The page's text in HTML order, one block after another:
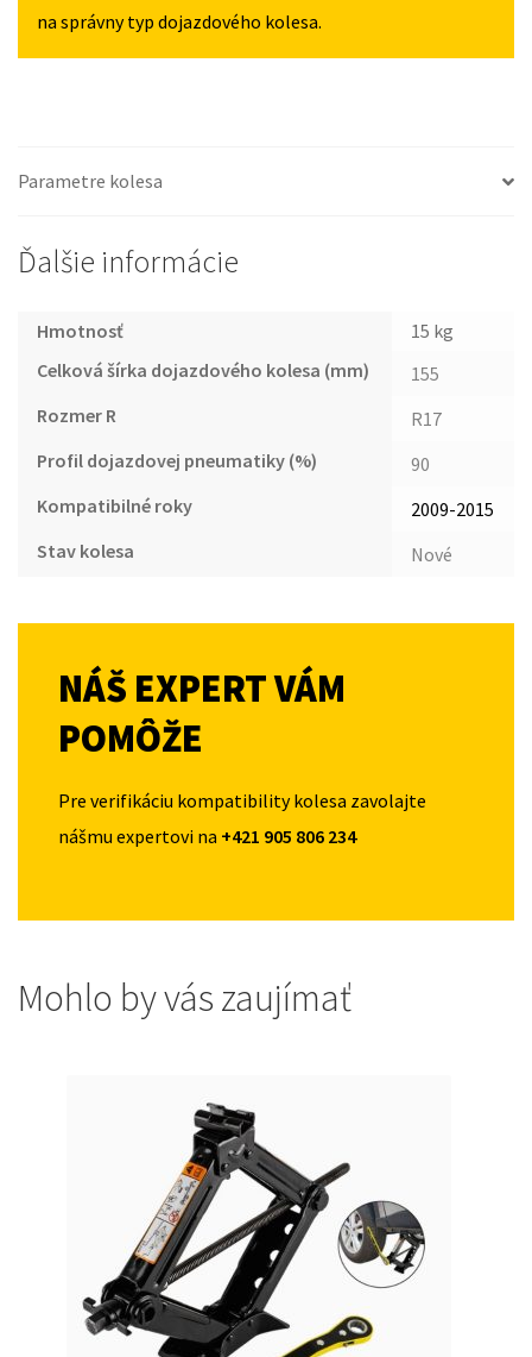
5X114,3
na správny typ dojazdového kolesa.
Parametre kolesa
Ďalšie informácie
Hmotnosť
15 kg
Celková šírka dojazdového kolesa (mm)
155
Rozmer R
R17
Profil dojazdovej pneumatiky (%)
90
Kompatibilné roky
2009-2015
Stav kolesa
Nové
NÁŠ EXPERT VÁM
POMÔŽE
Pre verifikáciu kompatibility kolesa zavolajte
nášmu expertovi na +421 905 806 234
Mohlo by vás zaujímať